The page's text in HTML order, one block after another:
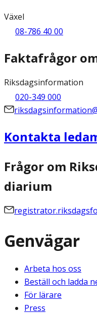
Växel
08-786 40 00
Faktafrågor
Riksdagsinformation
020-349 000
Kontakta
Frågor om
diarium
Genvägar
Arbeta hos oss
Beställ och ladda
För lärare
Press